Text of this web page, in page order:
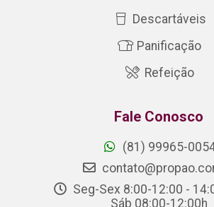
Descartáveis
Panificação
Refeição
Fale Conosco
(81) 99965-
Seg-Sex 8:00-12:00 -
Sáb 08:00-12:00h